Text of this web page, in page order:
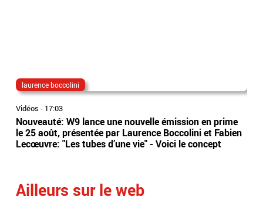
laurence boccolini
Vidéos - 17:03
Nouveauté: W9 lance une nouvelle émission en prime
le 25 août, présentée par Laurence Boccolini et Fabien
Lecœuvre: "Les tubes d’une vie" - Voici le concept
Ailleurs sur le web